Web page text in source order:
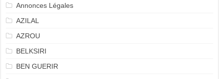
Annonces Légales
AZILAL
AZROU
BELKSIRI
BEN GUERIR